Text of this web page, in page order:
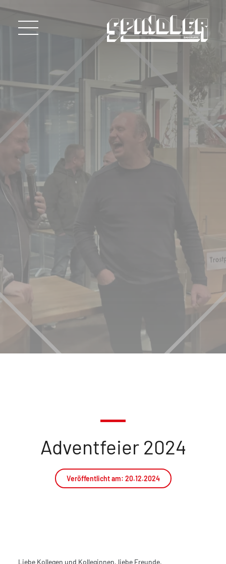
Adventfeier 2024
Veröffentlicht am: 20.12.2024
Liebe Kollegen und Kolleginnen, liebe Freunde,